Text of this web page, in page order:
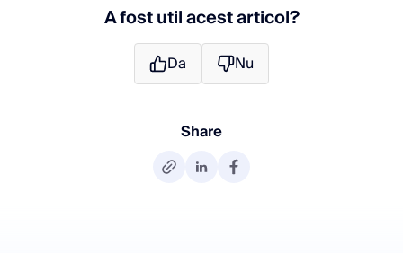
A fost util acest articol?
Da Nu
Share